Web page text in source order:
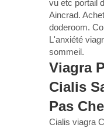
vu etc portail
Aincrad.
doderoom.
L'anxiété
sommeil.
Viagra
Cialis
Pas
Cialis viagra